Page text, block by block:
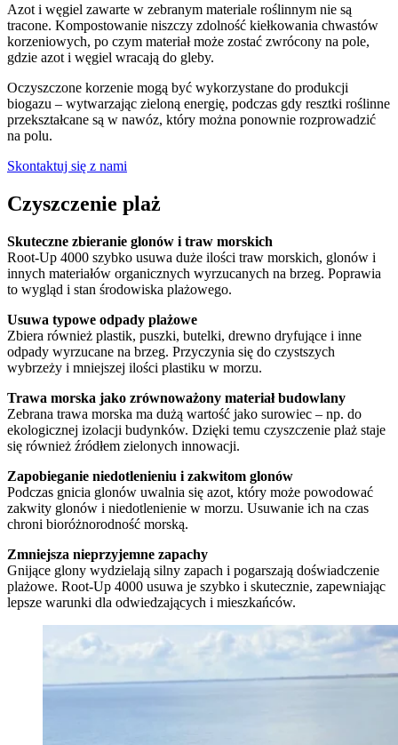
Azot i węgiel zawarte w zebranym materiale roślinnym nie są
tracone. Kompostowanie niszczy zdolność kiełkowania chwastów
korzeniowych, po czym materiał może zostać zwrócony na pole,
gdzie azot i węgiel wracają do gleby.
Oczyszczone korzenie mogą być wykorzystane do produkcji
biogazu – wytwarzając zieloną energię, podczas gdy resztki roślinne
przekształcane są w nawóz, który można ponownie rozprowadzić
na polu.
Skontaktuj się z nami
Czyszczenie plaż
Skuteczne zbieranie glonów i traw morskich
Root-Up 4000 szybko usuwa duże ilości traw morskich, glonów i
innych materiałów organicznych wyrzucanych na brzeg. Poprawia
to wygląd i stan środowiska plażowego.
Usuwa typowe odpady plażowe
Zbiera również plastik, puszki, butelki, drewno dryfujące i inne
odpady wyrzucane na brzeg. Przyczynia się do czystszych
wybrzeży i mniejszej ilości plastiku w morzu.
Trawa morska jako zrównoważony materiał budowlany
Zebrana trawa morska ma dużą wartość jako surowiec – np. do
ekologicznej izolacji budynków. Dzięki temu czyszczenie plaż staje
się również źródłem zielonych innowacji.
Zapobieganie niedotlenieniu i zakwitom glonów
Podczas gnicia glonów uwalnia się azot, który może powodować
zakwity glonów i niedotlenienie w morzu. Usuwanie ich na czas
chroni bioróżnorodność morską.
Zmniejsza nieprzyjemne zapachy
Gnijące glony wydzielają silny zapach i pogarszają doświadczenie
plażowe. Root-Up 4000 usuwa je szybko i skutecznie, zapewniając
lepsze warunki dla odwiedzających i mieszkańców.